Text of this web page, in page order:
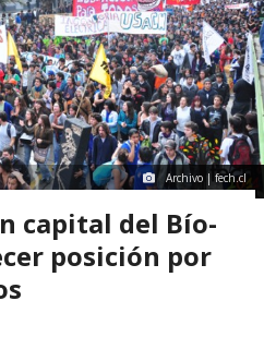
Archivo | fech.cl
capital del Bío-
posición por